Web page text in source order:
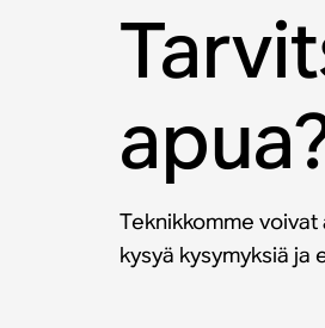
Teknikkomme
kysyä kysymyksiä ja